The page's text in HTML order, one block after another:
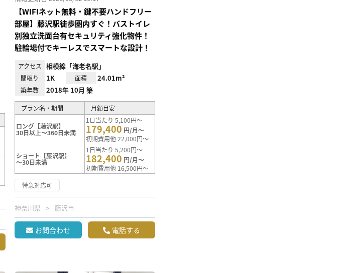
【WIFIネット無料・鍵不要ハンドフリー
部屋】藤沢駅徒歩圏内すぐ！バストイレ
別独立洗面台有セキュリティ強化物件！
駐輪場付でキーレスでスマートな設計！
アクセス 相模線「海老名駅」
間取り 1K 面積 24.01m²
築年数 2018年 10月 築
プラン名・期間 月額目安
ロング【藤沢駅】
30日以上～360日未満
1日当たり 5,100円～
179,400 円/月～
初期費用他 22,000円～
ショート【藤沢駅】
～30日未満
1日当たり 5,200円～
182,400 円/月～
初期費用他 16,500円～
特急対応可
神奈川県 藤沢市
お問合わせ 電話する